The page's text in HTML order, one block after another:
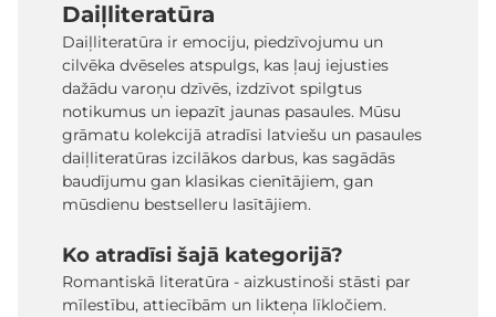
Daiļliteratūra
Daiļliteratūra ir emociju, piedzīvojumu un
cilvēka dvēseles atspulgs, kas ļauj iejusties
dažādu varoņu dzīvēs, izdzīvot spilgtus
notikumus un iepazīt jaunas pasaules. Mūsu
grāmatu kolekcijā atradīsi latviešu un pasaules
daiļliteratūras izcilākos darbus, kas sagādās
baudījumu gan klasikas cienītājiem, gan
mūsdienu bestselleru lasītājiem.
Ko atradīsi šajā kategorijā?
Romantiskā literatūra - aizkustinoši stāsti par
mīlestību, attiecībām un likteņa līkločiem.